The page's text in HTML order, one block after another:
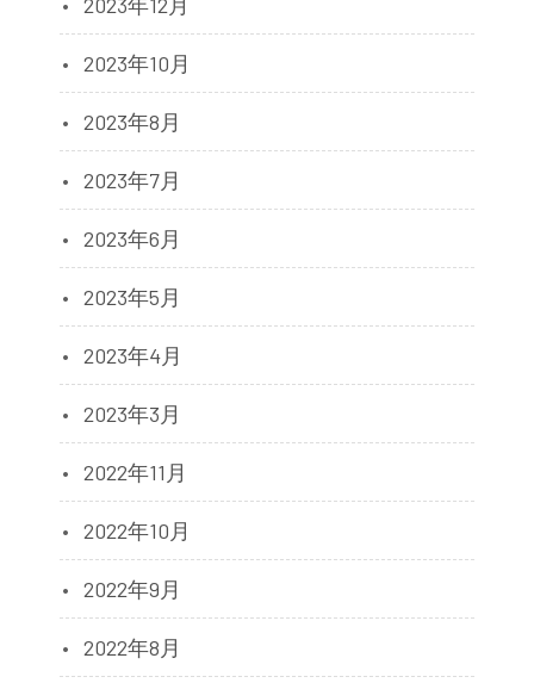
2023年10月
2023年8月
2023年7月
2023年6月
2023年5月
2023年4月
2023年3月
2022年11月
2022年10月
2022年9月
2022年8月